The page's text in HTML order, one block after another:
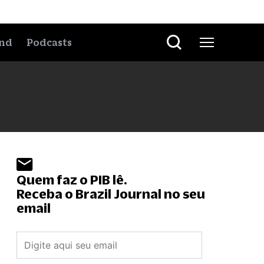
Podcasts
Quem faz o PIB lê.
Receba o Brazil Journal no seu
email